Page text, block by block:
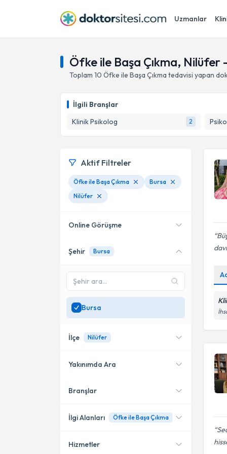
Uzmanlar
Öfke ile Başa Çıkma, Nilüfer
Toplam 10 Öfke ile Başa Çıkma tedavisi yapan
İlgili Branşlar
Klinik Psikolog
2
Aktif Filtreler
Öfke ile Başa Çıkma
Bursa
Nilüfer
Online Görüşme
Online danışmanlık sunan
SadeceBursa
uzman ara
Şehir Bursa
Bursa
İlçe Nilüfer
Nilüfer
Yakınımda Ara
Konumuma yakın uzmanları
Branşlar
Klinik Psikolog
İlgi Alanları Öfke ile Başa Çıkma
Hizmetler